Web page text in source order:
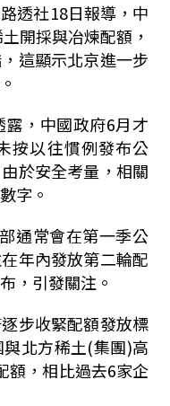
透社18日報導，中
開採與冶煉配額，
這顯示北京進一步
露，中國政府6月才
按以往慣例發布公
於安全考量，相關
字。
通常會在第一季公
年內發放第二輪配
，引發關注。
步收緊配額發放標
北方稀土(集團)高
額，相比過去6家企